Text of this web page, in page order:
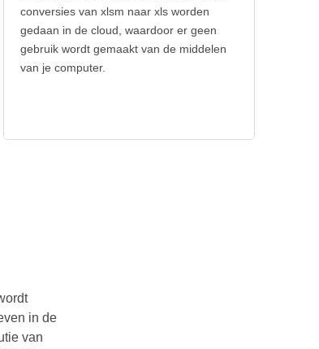
conversies van xlsm naar xls worden
gedaan in de cloud, waardoor er geen
gebruik wordt gemaakt van de middelen
van je computer.
in de
van